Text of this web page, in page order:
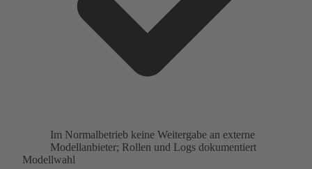
Im Normalbetrieb keine Weitergabe an externe
Modellanbieter; Rollen und Logs dokumentiert
Modellwahl